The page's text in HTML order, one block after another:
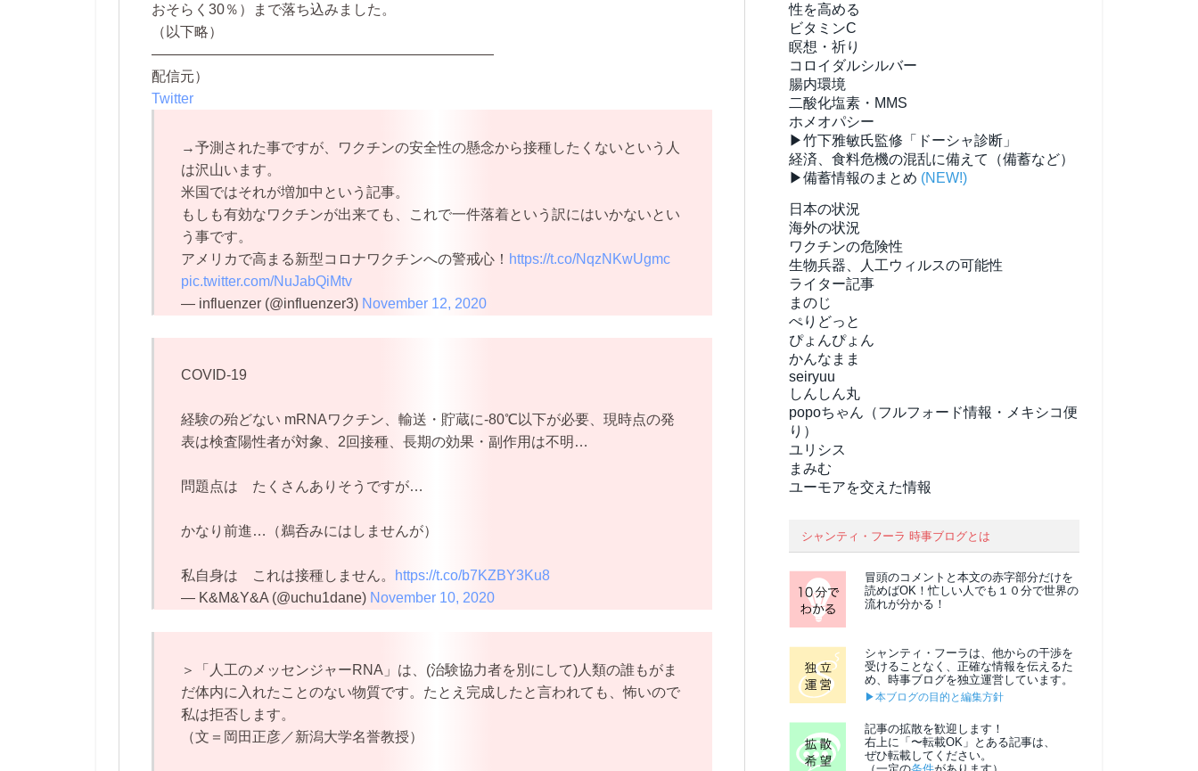
おそらく30％）まで落ち込みました。
（以下略）
————————————————————————
配信元）
Twitter
→予測された事ですが、ワクチンの安全性の懸念から接種したくないという人
は沢山います。
米国ではそれが増加中という記事。
もしも有効なワクチンが出来ても、これで一件落着という訳にはいかないとい
う事です。
アメリカで高まる新型コロナワクチンへの警戒心！ https://t.co/NqzNKwUgmc
pic.twitter.com/NuJabQiMtv
— influenzer (@influenzer3) November 12, 2020
COVID-19
経験の殆どない mRNAワクチン、輸送・貯蔵に-80℃以下が必要、現時点の発
表は検査陽性者が対象、2回接種、長期の効果・副作用は不明…
問題点は たくさんありそうですが…
かなり前進…（鵜呑みにはしませんが）
私自身は これは接種しません。
https://t.co/b7KZBY3Ku8
— K&M&Y&A (@uchu1dane) November 10, 2020
＞「人工のメッセンジャーRNA」は、(治験協力者を別にして)人類の誰もがま
だ体内に入れたことのない物質です。たとえ完成したと言われても、怖いので
私は拒否します。
（文＝岡田正彦／新潟大学名誉教授）
性を高める
ビタミンC
瞑想・祈り
コロイダルシルバー
腸内環境
二酸化塩素・MMS
ホメオパシー
▶竹下雅敏氏監修「ドーシャ診断」
経済、食料危機の混乱に備えて（備蓄など）
▶備蓄情報のまとめ (NEW!)
日本の状況
海外の状況
ワクチンの危険性
生物兵器、人工ウィルスの可能性
ライター記事
まのじ
ぺりどっと
ぴょんぴょん
かんなまま
seiryuu
しんしん丸
popoちゃん（フルフォード情報・メキシコ便
り）
ユリシス
まみむ
ユーモアを交えた情報
シャンティ・フーラ 時事ブログとは
冒頭のコメントと本文の赤字部分だけを
読めばOK！忙しい人でも１０分で世界の
流れが分かる！
シャンティ・フーラは、他からの干渉を
受けることなく、正確な情報を伝えるた
め、時事ブログを独立運営しています。
▶本ブログの目的と編集方針
記事の拡散を歓迎します！
右上に「〜転載OK」とある記事は、
ぜひ転載してください。